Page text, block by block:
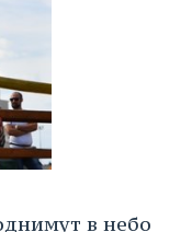
в небо